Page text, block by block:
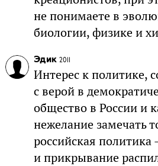
не понимаете в
биологии, физике и
Эдик 2011
Интерес к политике,
с верой в
общество в России и
нежелание замечать
российская политика
и прикрывание